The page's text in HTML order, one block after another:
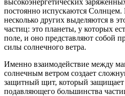
постоянно испускаются
несколько других выделяются в
частиц: это планеты, у которых
поле, и оно представляют собой
силы солнечного ветра.
Именно взаимодействие между
солнечным ветром создает
защитный щит, который защищает
подавляющего большинства